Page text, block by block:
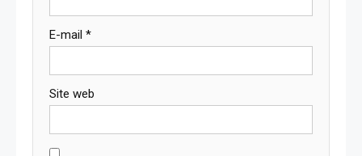
E-mail *
Site web